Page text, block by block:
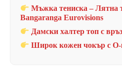
Мъжка тениска – Лятна
Bangaranga Eurovisions
Дамски халтер топ с
Широк кожен чокър с O-